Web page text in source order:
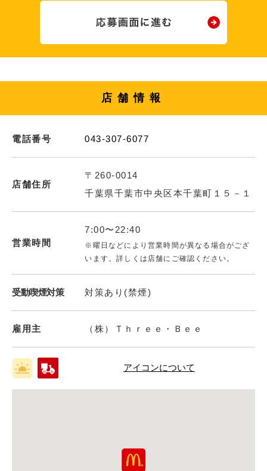
店舗情報
電話番号 043-307-6077
店舗住所
〒260-0014
千葉県千葉市中央区本千葉町１５－１
営業時間
7:00〜22:40
※曜日などにより営業時間が異なる場合がござ
います。詳しくは店舗にご確認ください。
受動喫煙対策 対策あり(禁煙)
雇用主 （株）Ｔｈｒｅｅ・Ｂｅｅ
アイコンについて